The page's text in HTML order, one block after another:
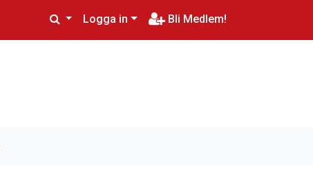
Logga in Bli Medlem!